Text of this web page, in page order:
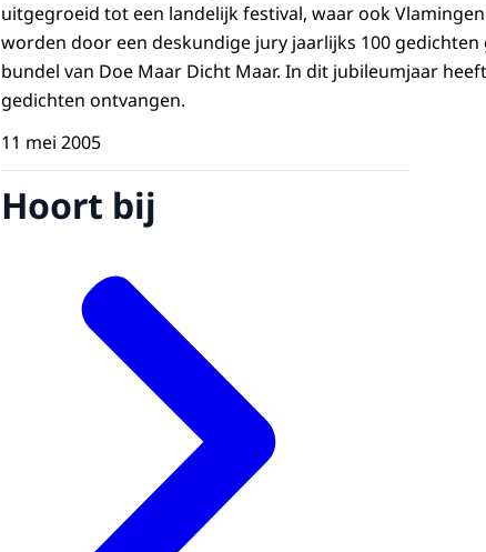
uitgegroeid tot een landelijk festival, waar ook
worden door een deskundige jury jaarlijks 100
bundel van Doe Maar Dicht Maar. In dit jubileumjaar
gedichten ontvangen.
11 mei 2005
Hoort bij